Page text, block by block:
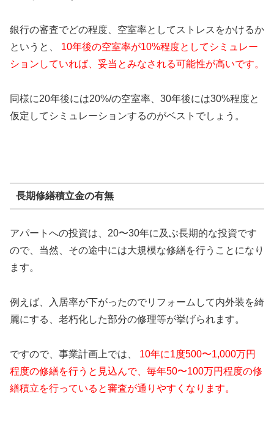
銀行の審査でどの程度、空室率としてストレスをかけるか
というと、
10年後の空室率が10%程度としてシミュレー
ションしていれば、妥当とみなされる可能性が高いです。
同様に20年後には20%/の空室率、30年後には30%程度と
仮定してシミュレーションするのがベストでしょう。
長期修繕積立金の有無
アパートへの投資は、20〜30年に及ぶ長期的な投資です
ので、当然、その途中には大規模な修繕を行うことになり
ます。
例えば、入居率が下がったのでリフォームして内外装を綺
麗にする、老朽化した部分の修理等が挙げられます。
ですので、事業計画上では、
10年に1度500〜1,000万円
程度の修繕を行うと見込んで、毎年50〜100万円程度の修
繕積立を行っていると審査が通りやすくなります。